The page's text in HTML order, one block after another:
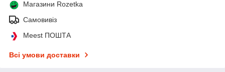
Магазини Rozetka
Самовивіз
Meest ПОШТА
Всі умови доставки